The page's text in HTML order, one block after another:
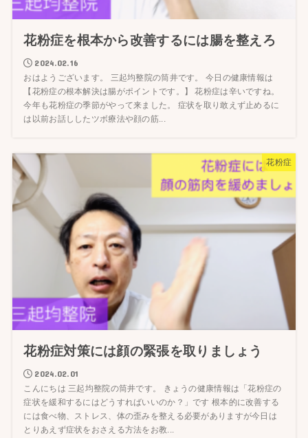
花粉症を根本から改善するには腸を整えろ
2024.02.16
おはようございます。 三起均整院の筒井です。 今日の健康情報は
【花粉症の根本解決は腸がポイントです。】 花粉症は辛いですね。
今年も花粉症の季節がやって来ました。 症状を取り敢えず止めるに
は以前お話ししたツボ療法や顔の筋...
花粉症
花粉症対策には顔の緊張を取りましょう
2024.02.01
こんにちは 三起均整院の筒井です。 きょうの健康情報は「花粉症の
症状を緩和するにはどうすればいいのか？」です 根本的に改善する
には食べ物、ストレス、体の歪みを整える必要がありますが今日は
とりあえず症状をおさえる方法をお教...